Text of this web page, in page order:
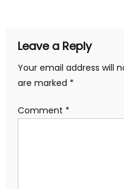
Leave a Reply
Your email address will
are marked *
Comment *